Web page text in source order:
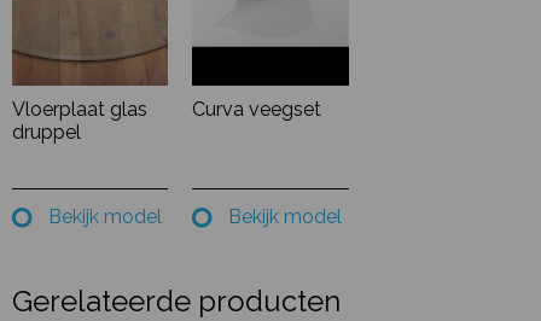
Vloerplaat glas
druppel
Bekijk model
Curva veegset
Bekijk model
Gerelateerde producten